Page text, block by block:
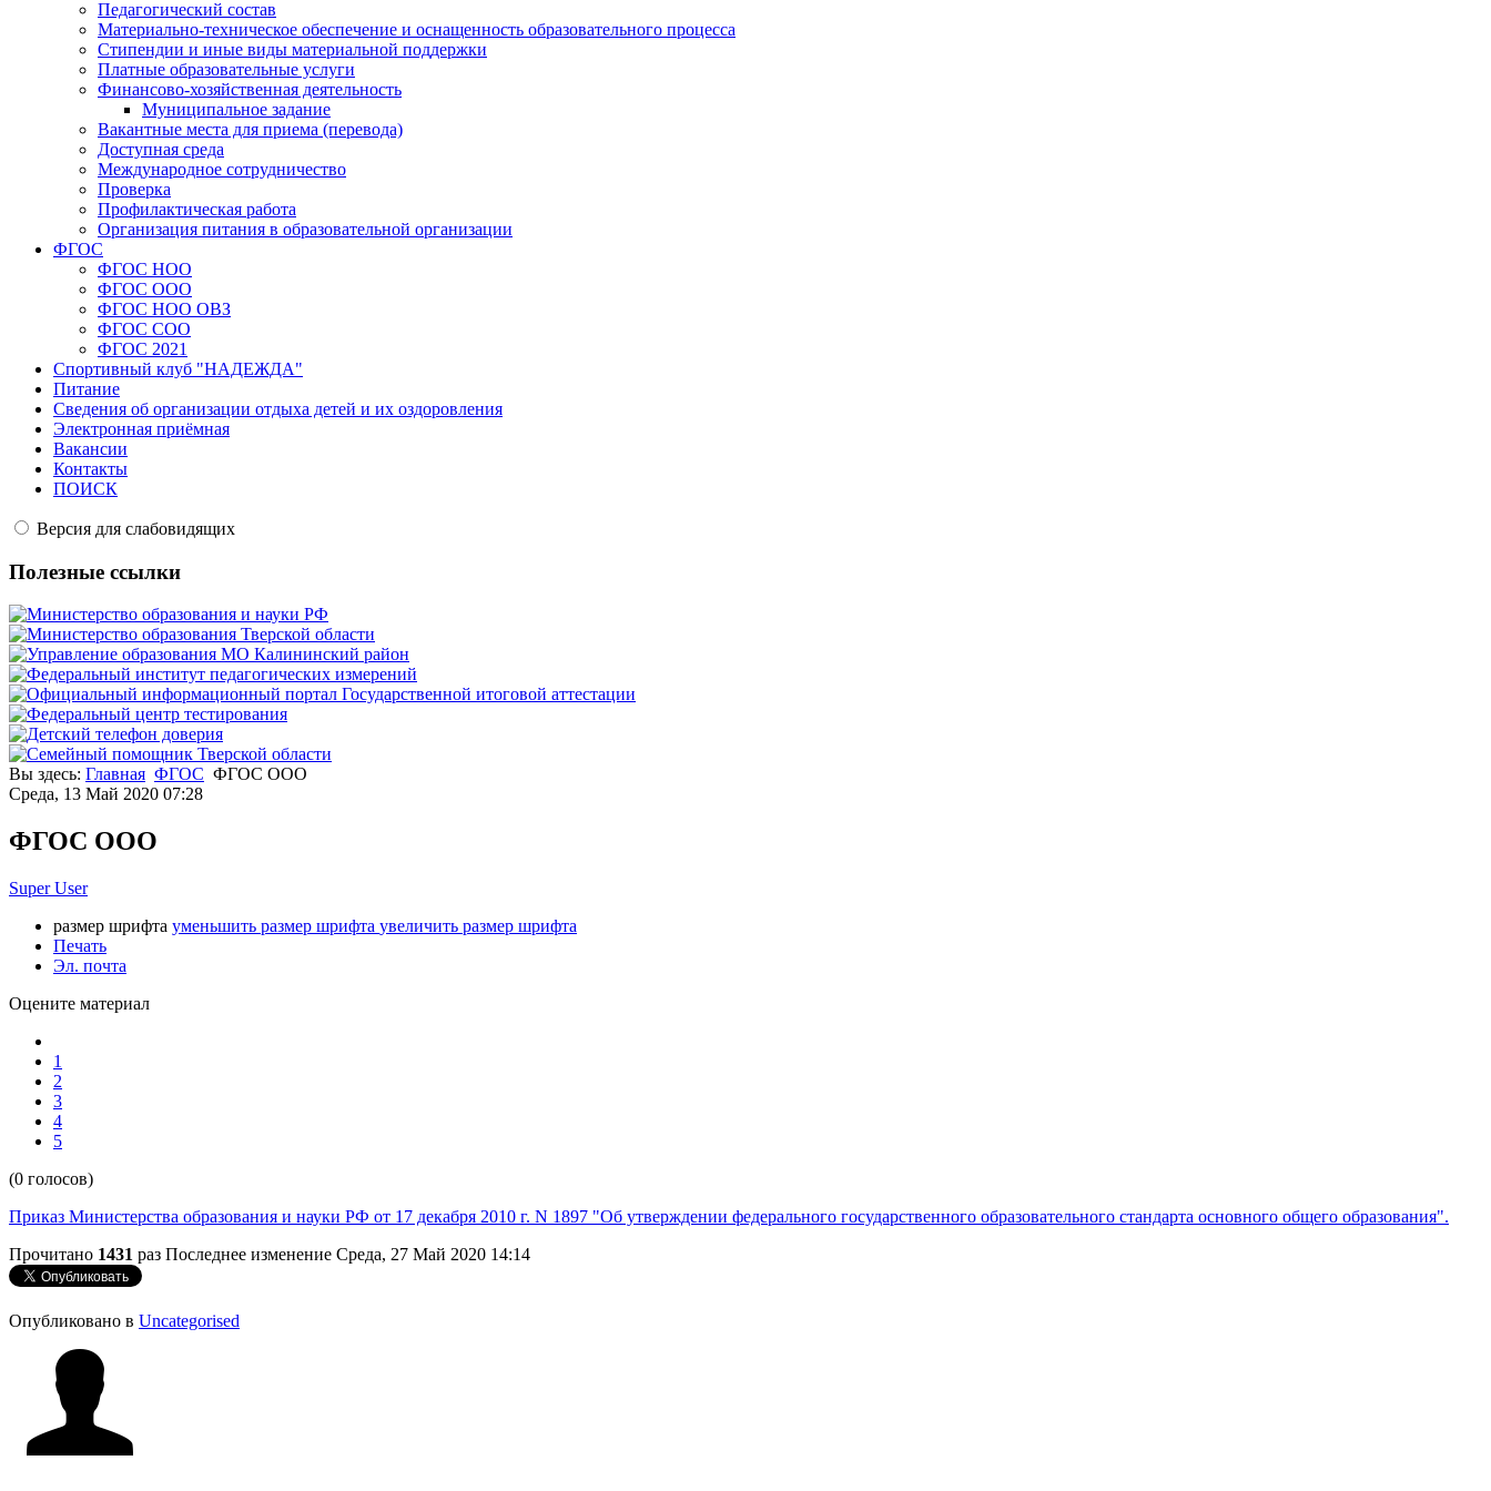
Педагогический состав
Материально-техническое обеспечение и оснащенность образовательного процесса
Стипендии и иные виды материальной поддержки
Платные образовательные услуги
Финансово-хозяйственная деятельность
Муниципальное задание
Вакантные места для приема (перевода)
Доступная среда
Международное сотрудничество
Проверка
Профилактическая работа
Организация питания в образовательной организации
ФГОС
ФГОС НОО
ФГОС ООО
ФГОС НОО ОВЗ
ФГОС СОО
ФГОС 2021
Спортивный клуб "НАДЕЖДА"
Питание
Сведения об организации отдыха детей и их оздоровления
Электронная приёмная
Вакансии
Контакты
ПОИСК
Версия для слабовидящих
Полезные ссылки
Вы здесь: Главная ФГОС ФГОС ООО
Среда, 13 Май 2020 07:28
ФГОС ООО
Super User
размер шрифта уменьшить размер шрифта увеличить размер шрифта
Печать
Эл. почта
Оцените материал
1
2
3
4
5
(0 голосов)
Приказ Министерства образования и науки РФ от 17 декабря 2010 г. N 1897 "Об утверждении федерального государственного образовательного стандарта основного общего образования".
Прочитано 1431 раз Последнее изменение Среда, 27 Май 2020 14:14
Опубликовано в Uncategorised